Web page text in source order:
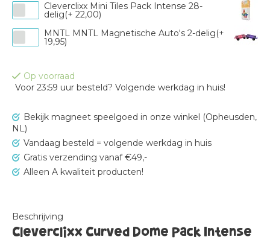
Cleverclixx Mini Tiles Pack Intense 28-
delig(+ 22,00)
MNTL MNTL Magnetische Auto's 2-delig(+
19,95)
Op voorraad
Voor 23:59 uur besteld? Volgende werkdag in huis!
Bekijk magneet speelgoed in onze winkel (Opheusden,
NL)
Vandaag besteld = volgende werkdag in huis
Gratis verzending vanaf €49,-
Alleen A kwaliteit producten!
Beschrijving
Cleverclixx Curved Dome Pack Intense